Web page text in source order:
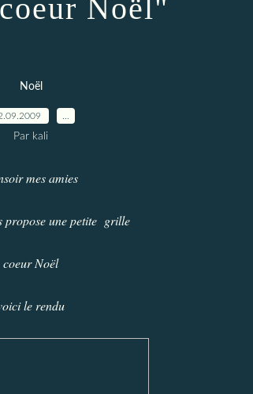
Noël"
Noël
Par kali
mes amies
propose une petite grille
coeur Noël
le rendu